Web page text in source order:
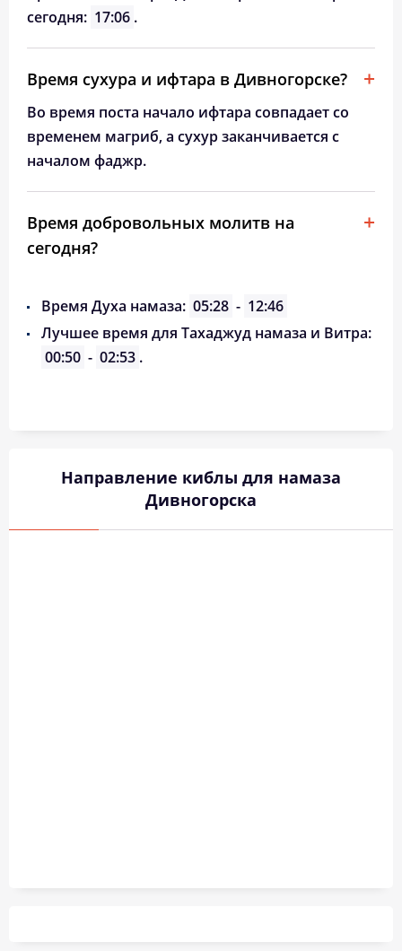
сегодня: 17:06 .
Время сухура и ифтара в Дивногорске?
Во время поста начало ифтара совпадает со
временем магриб, а сухур заканчивается с
началом фаджр.
Время добровольных молитв на
сегодня?
Время Духа намаза: 05:28 - 12:46
Лучшее время для Тахаджуд намаза и Витра:
00:50 - 02:53 .
Направление киблы для намаза
Дивногорска